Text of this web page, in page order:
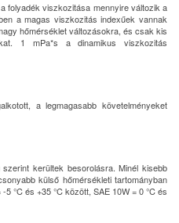
folyadék viszkozitása mennyire változik a
a magas viszkozitás indexűek vannak
hőmérséklet változásokra, és csak kis
1 mPa*s a dinamikus viszkozitás
a legmagasabb követelményeket
kerültek besorolásra. Minél kisebb
külső hőmérsékleti tartományban
°C és +35 °C között, SAE 10W = 0 °C és